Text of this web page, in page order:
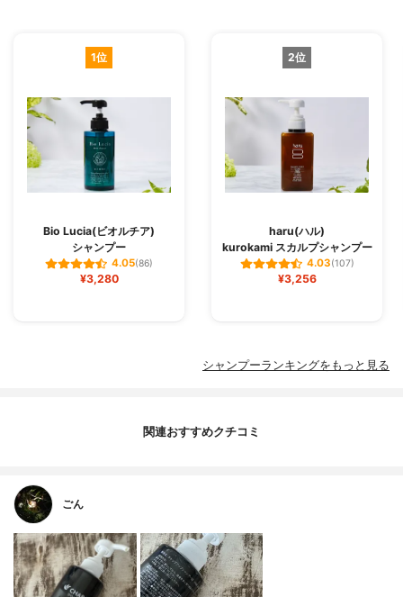
1位
Bio Lucia(ビオルチア)
シャンプー
4.05(86)
¥3,280
2位
haru(ハル)
kurokami スカルプシャンプー
4.03(107)
¥3,256
シャンプーランキングをもっと見る
関連おすすめクチコミ
ごん